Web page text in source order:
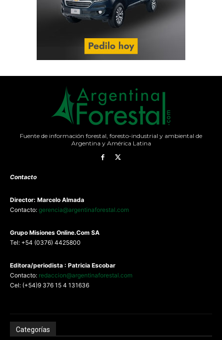
Fuente de información forestal, foresto-industrial y ambiental de
Argentina y América Latina
Contacto
Director: Marcelo Almada
Contacto: gerencia@argentinaforestal.com
Grupo Misiones Online.Com SA
Tel: +54 (0376) 4425800
Editora/periodista : Patricia Escobar
Contacto: redaccion@argentinaforestal.com
Cel: (+54)9 376 15 4 131636
Categorías